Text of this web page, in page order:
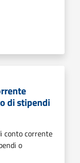
di stipendi
conto corrente
o